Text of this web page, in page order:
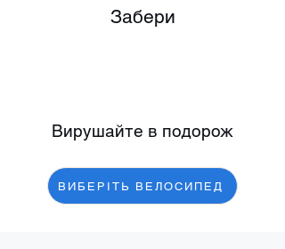
Забери
Вирушайте в подорож
ВИБЕРІТЬ ВЕЛОСИПЕД